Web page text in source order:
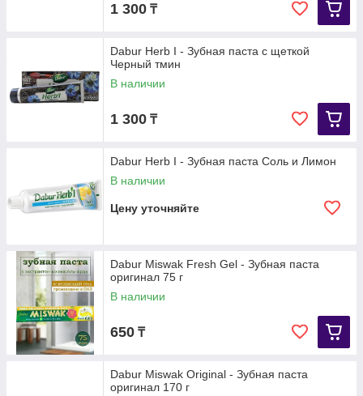
1 300 ₸
Dabur Herb I - Зубная паста с щеткой
Черный тмин
В наличии
1 300 ₸
Dabur Herb I - Зубная паста Соль и Лимон
В наличии
Цену уточняйте
Dabur Miswak Fresh Gel - Зубная паста
оригинал 75 г
В наличии
650 ₸
Dabur Miswak Original - Зубная паста
оригинал 170 г